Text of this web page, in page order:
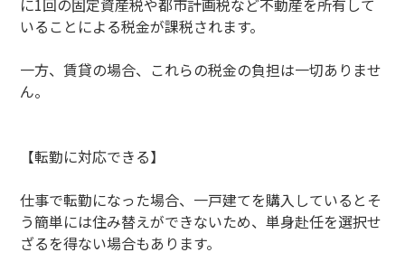
に1回の固定資産税や都市計画税など不動産を所有して
いることによる税金が課税されます。
一方、賃貸の場合、これらの税金の負担は一切ありませ
ん。
【転勤に対応できる】
仕事で転勤になった場合、一戸建てを購入しているとそ
う簡単には住み替えができないため、単身赴任を選択せ
ざるを得ない場合もあります。